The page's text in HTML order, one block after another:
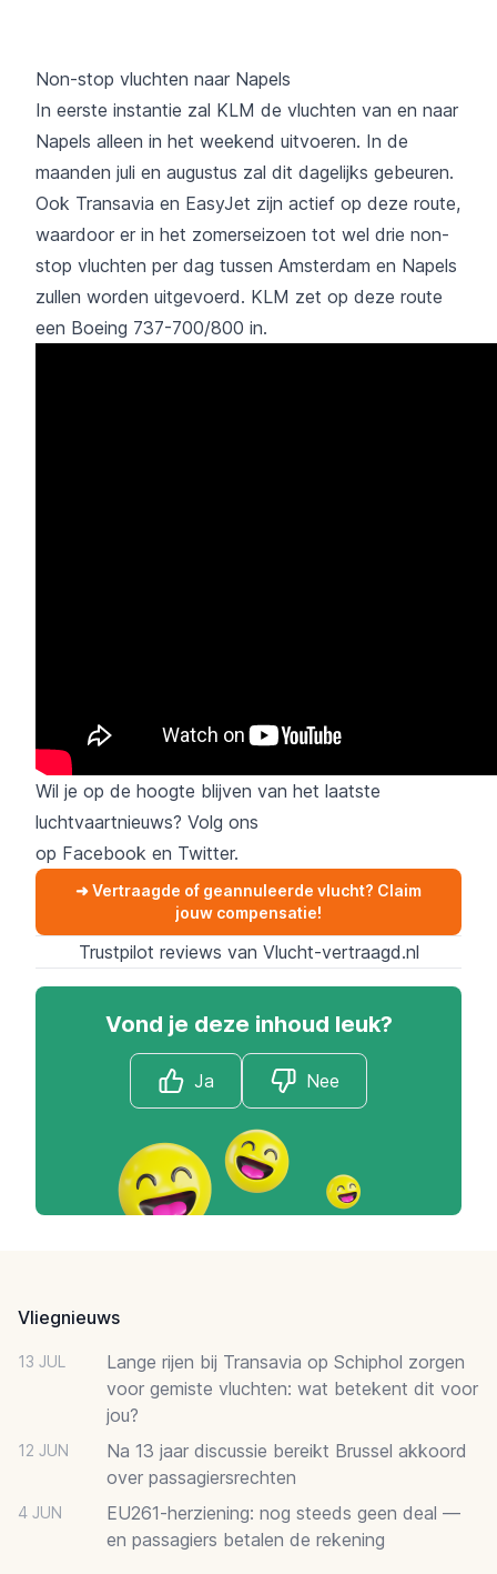
Non-stop vluchten naar Napels
In eerste instantie zal KLM de vluchten van en naar
Napels alleen in het weekend uitvoeren. In de
maanden juli en augustus zal dit dagelijks gebeuren.
Ook Transavia en EasyJet zijn actief op deze route,
waardoor er in het zomerseizoen tot wel drie non-
stop vluchten per dag tussen Amsterdam en Napels
zullen worden uitgevoerd. KLM zet op deze route
een Boeing 737-700/800 in.
Wil je op de hoogte blijven van het laatste
luchtvaartnieuws? Volg ons
op Facebook en Twitter.
➜ Vertraagde of geannuleerde vlucht? Claim
jouw compensatie!
Trustpilot reviews van Vlucht-vertraagd.nl
Vond je deze inhoud leuk?
Ja Nee
Vliegnieuws
13 JUL
Lange rijen bij Transavia op Schiphol zorgen
voor gemiste vluchten: wat betekent dit voor
jou?
12 JUN
Na 13 jaar discussie bereikt Brussel akkoord
over passagiersrechten
4 JUN
EU261-herziening: nog steeds geen deal —
en passagiers betalen de rekening